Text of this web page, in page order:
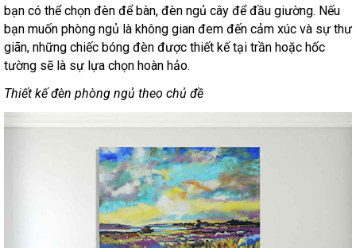
bạn có thể chọn đèn để bàn, đèn ngủ cây để đầu giường. Nếu
bạn muốn phòng ngủ là không gian đem đến cảm xúc và sự thư
giãn, những chiếc bóng đèn được thiết kế tại trần hoặc hốc
tường sẽ là sự lựa chọn hoàn hảo.
Thiết kế đèn phòng ngủ theo chủ đề